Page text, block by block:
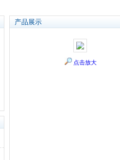
产品展示
点击放大